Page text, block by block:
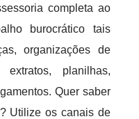
completa ao
burocrático tais
organizações de
extratos, planilhas,
Quer saber
Utilize os canais de